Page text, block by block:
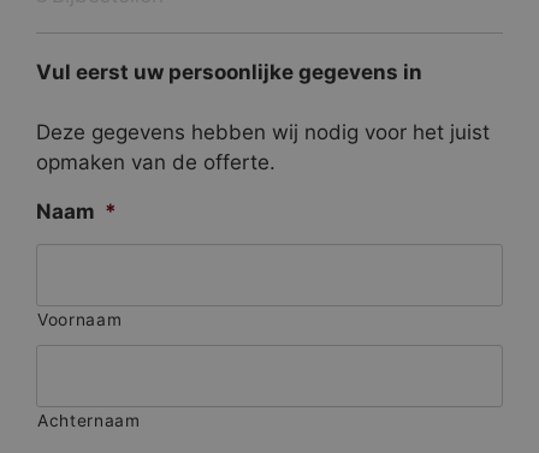
Vul eerst uw persoonlijke gegevens in
Deze gegevens hebben wij nodig voor het juist
opmaken van de offerte.
Naam *
Voornaam
Achternaam